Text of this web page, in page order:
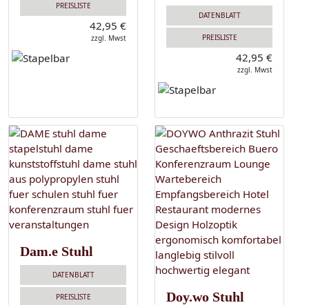
PREISLISTE
42,95 €
zzgl. Mwst
DATENBLATT
PREISLISTE
42,95 €
zzgl. Mwst
Dam.e Stuhl
DATENBLATT
PREISLISTE Doy.wo Stuhl